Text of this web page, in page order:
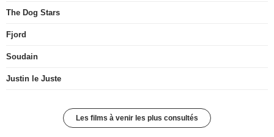
The Dog Stars
Fjord
Soudain
Justin le Juste
Les films à venir les plus consultés